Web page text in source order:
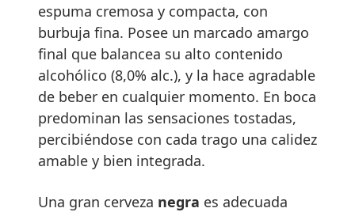
espuma cremosa y compacta, con
burbuja fina. Posee un marcado amargo
final que balancea su alto contenido
alcohólico (8,0% alc.), y la hace agradable
de beber en cualquier momento. En boca
predominan las sensaciones tostadas,
percibiéndose con cada trago una calidez
amable y bien integrada.
Una gran cerveza negra es adecuada